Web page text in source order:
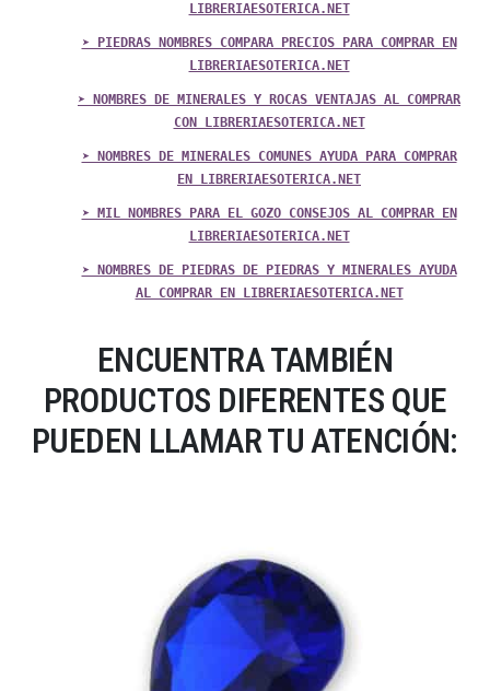
LIBRERIAESOTERICA.NET
➤ PIEDRAS NOMBRES COMPARA PRECIOS PARA COMPRAR EN
LIBRERIAESOTERICA.NET
➤ NOMBRES DE MINERALES Y ROCAS VENTAJAS AL COMPRAR
CON LIBRERIAESOTERICA.NET
➤ NOMBRES DE MINERALES COMUNES AYUDA PARA COMPRAR
EN LIBRERIAESOTERICA.NET
➤ MIL NOMBRES PARA EL GOZO CONSEJOS AL COMPRAR EN
LIBRERIAESOTERICA.NET
➤ NOMBRES DE PIEDRAS DE PIEDRAS Y MINERALES AYUDA
AL COMPRAR EN LIBRERIAESOTERICA.NET
ENCUENTRA TAMBIÉN
PRODUCTOS DIFERENTES QUE
PUEDEN LLAMAR TU ATENCIÓN: